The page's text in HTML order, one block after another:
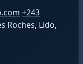
+243
Roches, Lido,